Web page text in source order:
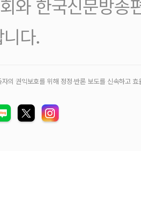
와 한국신문방송
다.
의 권익보호를 위해 정정‧반론 보도를 신속하고